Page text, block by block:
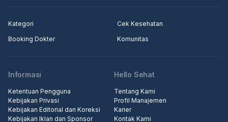
Kategori
Cek Kesehatan
Booking Dokter
Komunitas
Informasi
Ketentuan Pengguna
Kebijakan Privasi
Kebijakan Editorial dan Koreksi
Kebijakan Iklan dan Sponsor
Hello Sehat
Tentang Kami
Profil Manajemen
Karier
Kontak Kami